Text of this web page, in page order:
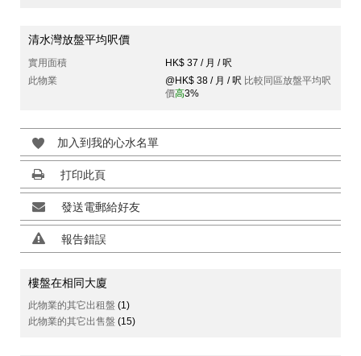
清水灣放盤平均呎價
實用面積
HK$ 37 / 月 / 呎
此物業
@HK$ 38 / 月 / 呎 比較同區放盤平均呎
價高3%
加入到我的心水名單
打印此頁
發送電郵給好友
報告錯誤
樓盤在相同大廈
此物業的其它出租盤 (1)
此物業的其它出售盤 (15)